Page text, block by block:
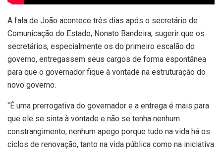
A fala de João acontece três dias após o secretário de
Comunicação do Estado, Nonato Bandeira, sugerir que os
secretários, especialmente os do primeiro escalão do
governo, entregassem seus cargos de forma espontânea
para que o governador fique à vontade na estruturação do
novo governo.
“É uma prerrogativa do governador e a entrega é mais para
que ele se sinta à vontade e não se tenha nenhum
constrangimento, nenhum apego porque tudo na vida há os
ciclos de renovação, tanto na vida pública como na iniciativa